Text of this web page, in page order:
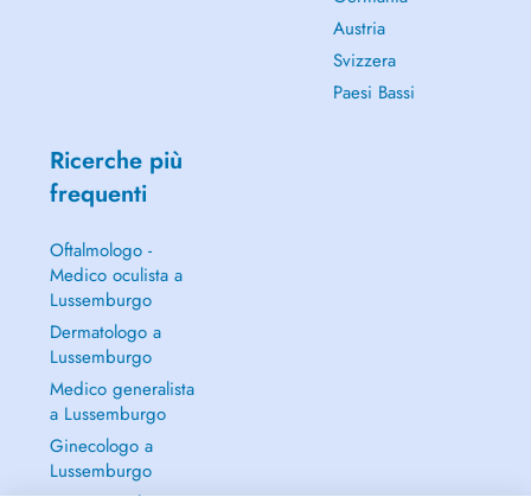
Austria
Svizzera
Paesi Bassi
Ricerche più
frequenti
Oftalmologo -
Medico oculista a
Lussemburgo
Dermatologo a
Lussemburgo
Medico generalista
a Lussemburgo
Ginecologo a
Lussemburgo